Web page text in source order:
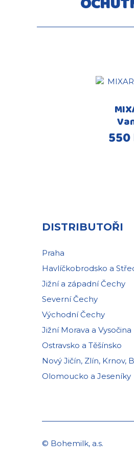
550
DISTRIBUTOŘI
Praha
Havlíčkobrodsko a
Jižní a západní Čechy
Severní Čechy
Východní Čechy
Jižní Morava a Vysočina
Ostravsko a Těšínsko
Nový Jičín, Zlín, Krnov,
Olomoucko a Jeseníky
© Bohemilk, a.s.